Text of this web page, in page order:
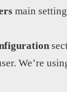
main
We’re